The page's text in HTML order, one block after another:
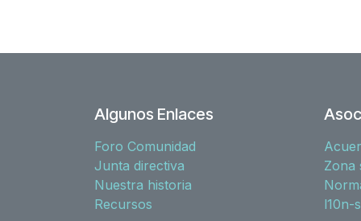
Algunos Enlaces
Foro Comunidad
Junta directiva
Nuestra historia
Recursos
Zona
l10n-